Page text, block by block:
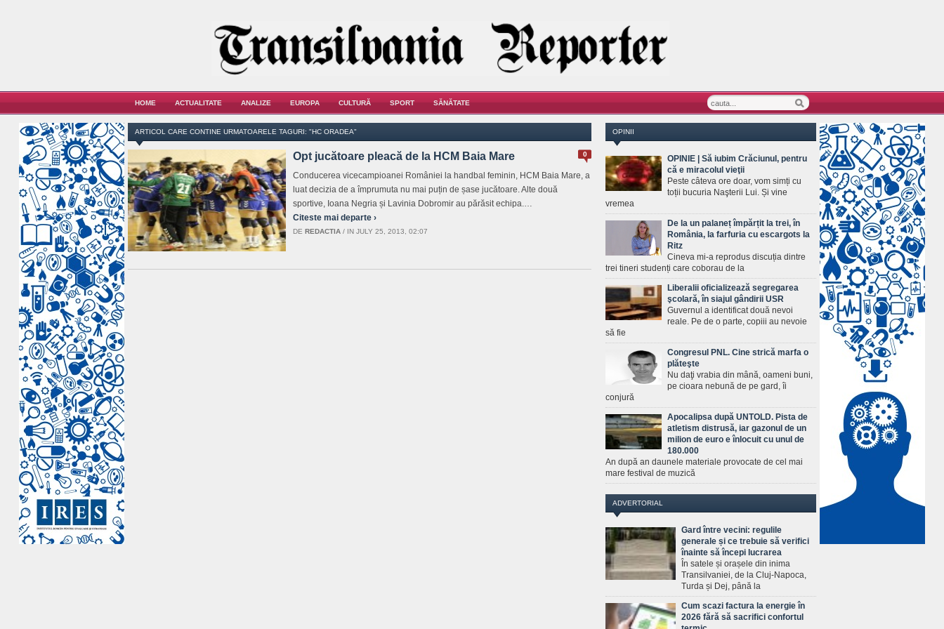
HOME ACTUALITATE ANALIZE EUROPA CULTURĂ SPORT SĂNĂTATE
ARTICOL CARE CONTINE URMATOARELE TAGURI: "HC ORADEA"
0
Opt jucătoare pleacă de la HCM Baia Mare
Conducerea vicecampioanei României la handbal feminin, HCM Baia Mare, a
luat decizia de a împrumuta nu mai puțin de șase jucătoare. Alte două
sportive, Ioana Negria și Lavinia Dobromir au părăsit echipa.…
Citeste mai departe ›
DE REDACTIA / IN JULY 25, 2013, 02:07
OPINII
OPINIE | Să iubim Crăciunul, pentru
că e miracolul vieţii
Peste câteva ore doar, vom simți cu
toții bucuria Naşterii Lui. Și vine
vremea
De la un palaneț împărțit la trei, în
România, la farfuria cu escargots la
Ritz
Cineva mi-a reprodus discuția dintre
trei tineri studenți care coborau de la
Liberalii oficializează segregarea
şcolară, în siajul gândirii USR
Guvernul a identificat două nevoi
reale. Pe de o parte, copiii au nevoie
să fie
Congresul PNL. Cine strică marfa o
plăteşte
Nu daţi vrabia din mână, oameni buni,
pe cioara nebună de pe gard, îi
conjură
Apocalipsa după UNTOLD. Pista de
atletism distrusă, iar gazonul de un
milion de euro e înlocuit cu unul de
180.000
An după an daunele materiale provocate de cel mai
mare festival de muzică
ADVERTORIAL
Gard între vecini: regulile
generale și ce trebuie să verifici
înainte să începi lucrarea
În satele și orașele din inima
Transilvaniei, de la Cluj-Napoca,
Turda și Dej, până la
Cum scazi factura la energie în
2026 fără să sacrifici confortul